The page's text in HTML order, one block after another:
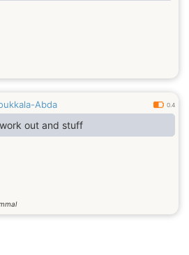
Abda 0.4
work out and stuff